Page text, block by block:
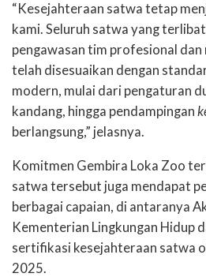
“Kesejahteraan satwa tetap
kami. Seluruh satwa yang
pengawasan tim profesional
telah disesuaikan dengan
modern, mulai dari pengaturan
kandang, hingga pendampingan
berlangsung,” jelasnya.
Komitmen Gembira Loka Zoo
satwa tersebut juga mendapat
berbagai capaian, di antaranya
Kementerian Lingkungan Hidup
sertifikasi kesejahteraan satwa
2025.